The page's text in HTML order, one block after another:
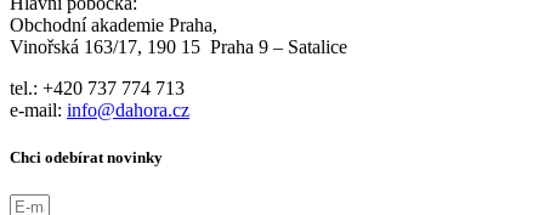
Obchodní akademie Praha,
Vinořská 163/17, 190 15 Praha 9 – Satalice
tel.: +420 737 774 713
e-mail: info@dahora.cz
Chci odebírat novinky